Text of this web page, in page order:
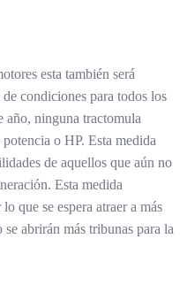
esta también será
condiciones para todos los
año, ninguna tractomula
o HP. Esta medida
de aquellos que aún no
Esta medida
que se espera atraer a más
abrirán más tribunas para la